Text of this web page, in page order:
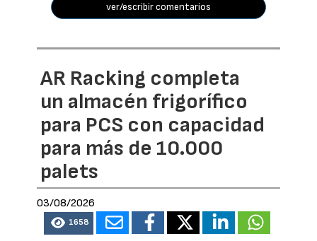
ver/escribir comentarios
AR Racking completa
un almacén frigorífico
para PCS con capacidad
para más de 10.000
palets
03/08/2026
1658